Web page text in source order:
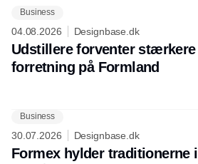
Business
04.08.2026 Designbase.dk
Udstillere forventer stærkere
forretning på Formland
Business
30.07.2026 Designbase.dk
Formex hylder traditionerne i